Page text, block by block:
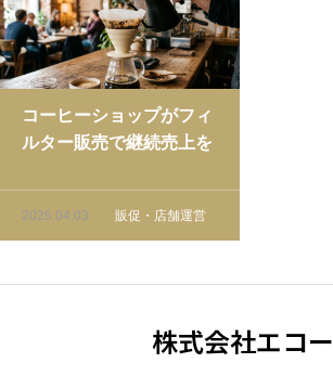
コーヒーショップがフィ
ルター販売で継続売上を
基本
2026.04.03 販促・店舗運営
株式会社エコー